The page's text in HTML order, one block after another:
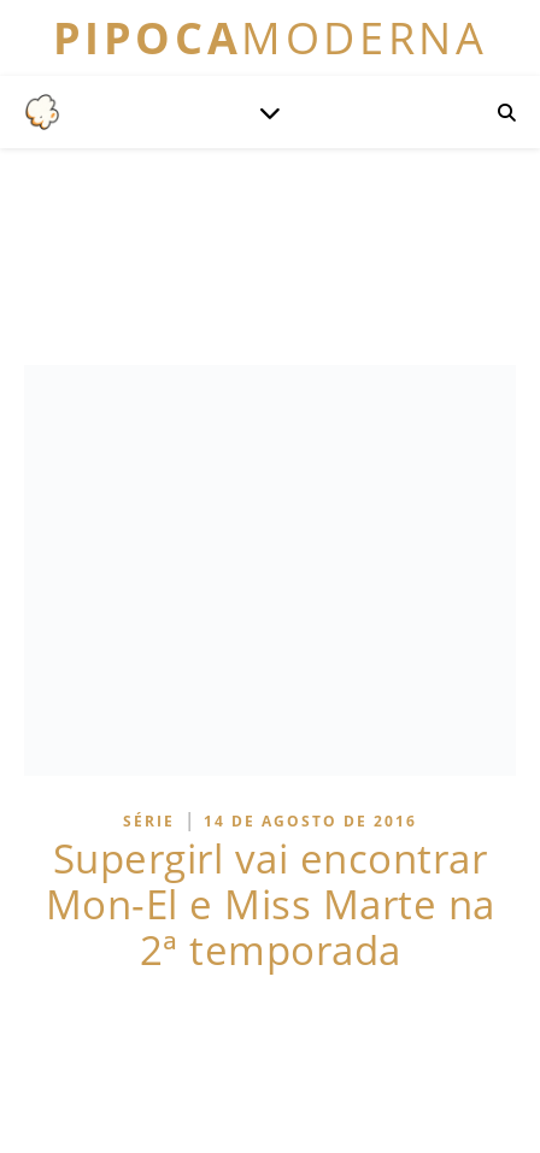
PIPOCAMODERNA
SÉRIE | 14 DE AGOSTO DE 2016
Supergirl vai encontrar
Mon-El e Miss Marte na
2ª temporada